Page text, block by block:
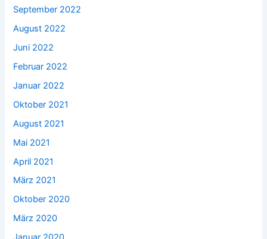
September 2022
August 2022
Juni 2022
Februar 2022
Januar 2022
Oktober 2021
August 2021
Mai 2021
April 2021
März 2021
Oktober 2020
März 2020